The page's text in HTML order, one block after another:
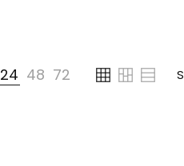
24 48 72